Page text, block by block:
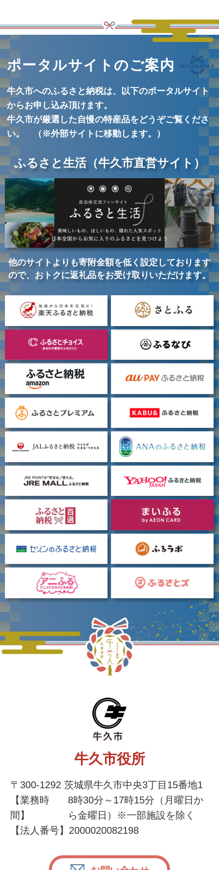
ポータルサイトのご案内
牛久市へのふるさと納税は、以下のポータルサイト
からお申し込み頂けます。
牛久市が厳選した自慢の特産品をどうぞご覧くださ
い。 （※外部サイトに移動します。）
ふるさと生活（牛久市直営サイト）
他のサイトよりも寄附金額を低く設定しております
ので、おトクに返礼品をお受け取りいただけます。
牛久市役所
〒300-1292 茨城県牛久市中央3丁目15番地1
【業務時
間】
8時30分～17時15分（月曜日か
ら金曜日）※一部施設を除く
【法人番号】2000020082198